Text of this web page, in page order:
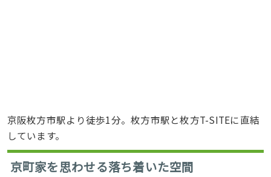
京阪枚方市駅より徒歩1分。枚方市駅と枚方T-SITEに直結
しています。
京町家を思わせる落ち着いた空間